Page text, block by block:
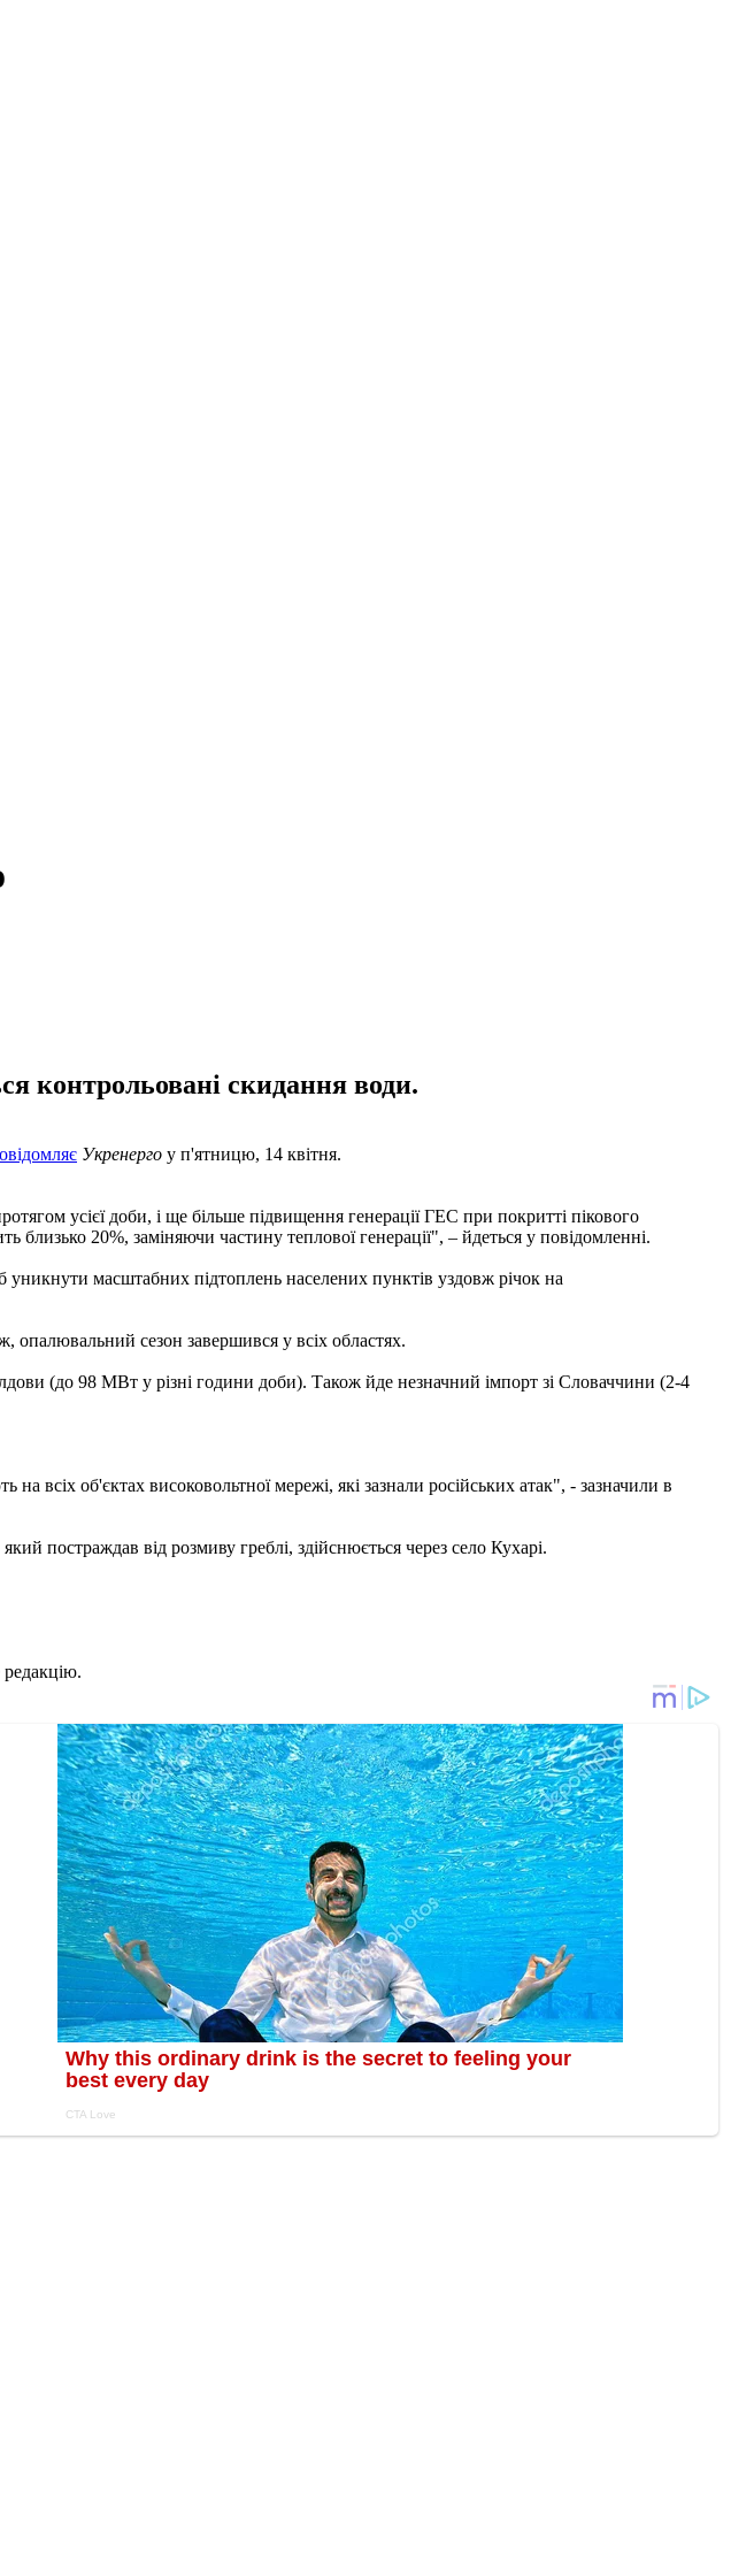
контрольовані скидання води.
Укренерго у п'ятницю, 14 квітня.
усієї доби, і ще більше підвищення генерації ГЕС при покритті пікового
20%, заміняючи частину теплової генерації", – йдеться у повідомленні.
масштабних підтоплень населених пунктів уздовж річок на
опалювальний сезон завершився у всіх областях.
(до 98 МВт у різні години доби). Також йде незначний імпорт зі Словаччини (2-4
всіх об'єктах високовольтної мережі, які зазнали російських атак", - зазначили в
постраждав від розмиву греблі, здійснюється через село Кухарі.